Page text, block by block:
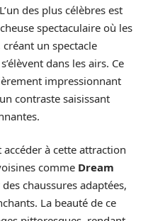
des plus célèbres est
spectaculaire où les
créant un spectacle
dans les airs. Ce
impressionnant
contraste saisissant
à cette attraction
comme Dream
chaussures adaptées,
La beauté de ce